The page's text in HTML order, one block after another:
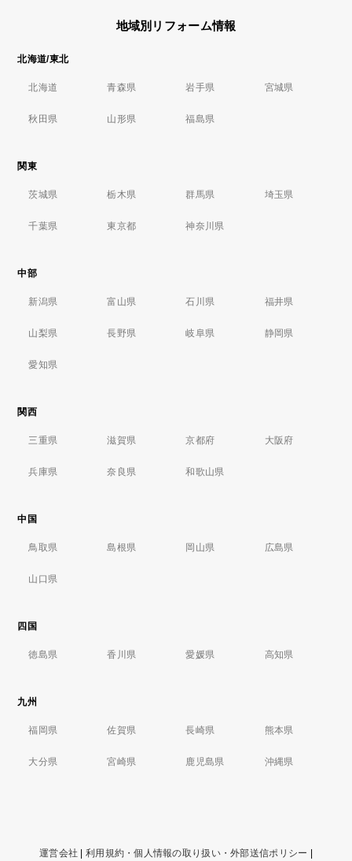
地域別リフォーム情報
北海道/東北
北海道 青森県 岩手県 宮城県
秋田県 山形県 福島県
関東
茨城県 栃木県 群馬県 埼玉県
千葉県 東京都 神奈川県
中部
新潟県 富山県 石川県 福井県
山梨県 長野県 岐阜県 静岡県
愛知県
関西
三重県 滋賀県 京都府 大阪府
兵庫県 奈良県 和歌山県
中国
鳥取県 島根県 岡山県 広島県
山口県
四国
徳島県 香川県 愛媛県 高知県
九州
福岡県 佐賀県 長崎県 熊本県
大分県 宮崎県 鹿児島県 沖縄県
運営会社 | 利用規約・個人情報の取り扱い・外部送信ポリシー |